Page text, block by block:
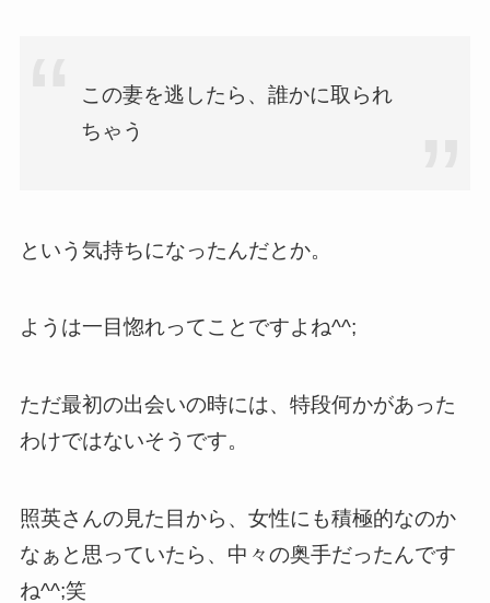
この妻を逃したら、誰かに取られ
ちゃう
という気持ちになったんだとか。
ようは一目惚れってことですよね^^;
ただ最初の出会いの時には、特段何かがあった
わけではないそうです。
照英さんの見た目から、女性にも積極的なのか
なぁと思っていたら、中々の奥手だったんです
ね^^;笑